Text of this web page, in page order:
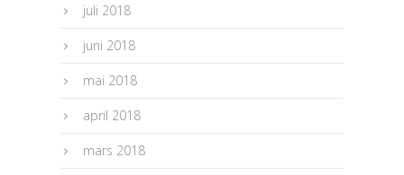
juli 2018
juni 2018
mai 2018
april 2018
mars 2018